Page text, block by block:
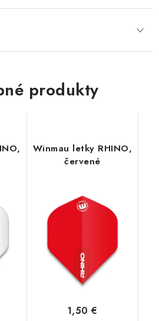
produkty
Winmau letky RHINO,
červené
1,50 €